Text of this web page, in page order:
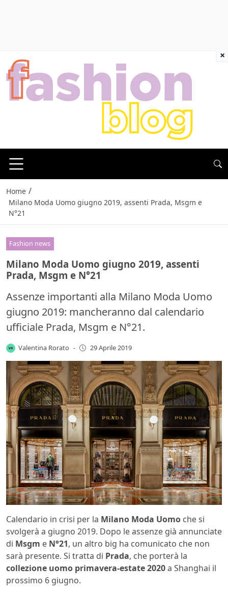
Home /
Milano Moda Uomo giugno 2019, assenti Prada, Msgm e
N°21
Fashion news
Milano Moda Uomo giugno 2019, assenti
Prada, Msgm e N°21
Assenze importanti alla Milano Moda Uomo
giugno 2019: mancheranno dal calendario
ufficiale Prada, Msgm e N°21.
Valentina Rorato - 29 Aprile 2019
Calendario in crisi per la Milano Moda Uomo che si
svolgerà a giugno 2019. Dopo le assenze già annunciate
di Msgm e N°21, un altro big ha comunicato che non
sarà presente. Si tratta di Prada, che porterà la
collezione uomo primavera-estate 2020a Shanghai il
prossimo 6 giugno.
×